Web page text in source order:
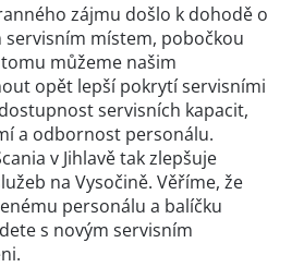
zájmu došlo k dohodě o
místem, pobočkou
tomu můžeme našim
opět lepší pokrytí servisními
servisních kapacit,
a odbornost personálu.
v Jihlavě tak zlepšuje
na Vysočině. Věříme, že
personálu a balíčku
s novým servisním